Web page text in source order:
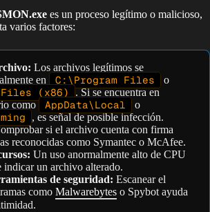
es un proceso legítimo o malicioso,
varios factores:
Los archivos legítimos se
en
C:\Program Files o
Files (x86)
. Si se encuentra en
como
AppData\Local o
, es señal de posible infección.
si el archivo cuenta con firma
reconocidas como Symantec o McAfee.
Un uso anormalmente alto de CPU
indicar un archivo alterado.
de seguridad: Escanear el
como Malwarebytes o Spybot ayuda